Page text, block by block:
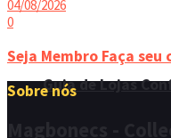
Guia de Lojas
04/08/2026
0
Seja Membro Faça seu
Sobre nós